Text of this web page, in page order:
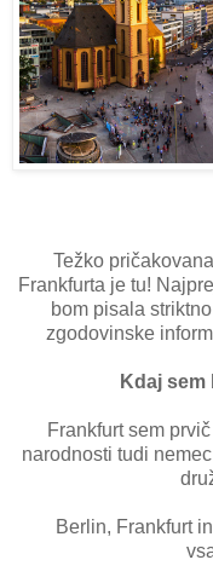
Težko
Frankfurta je tu!
bom pisala
zgodovinske
Kdaj
Frankfurt sem
narodnosti tudi
Berlin, Frankfurt